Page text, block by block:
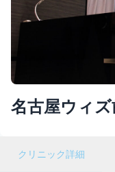
名古屋ウィ
クリニック詳細